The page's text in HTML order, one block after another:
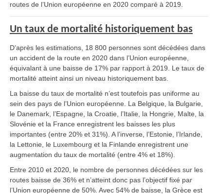
routes de l’Union européenne en 2020 comparé à 2019.
Un taux de mortalité historiquement bas
D’après les estimations, 18 800 personnes sont décédées dans
un accident de la route en 2020 dans l’Union européenne,
équivalant à une baisse de 17% par rapport à 2019. Le taux de
mortalité atteint ainsi un niveau historiquement bas.
La baisse du taux de mortalité n’est toutefois pas uniforme au
sein des pays de l’Union européenne. La Belgique, la Bulgarie,
le Danemark, l’Espagne, la Croatie, l’Italie, la Hongrie, Malte, la
Slovénie et la France enregistrent les baisses les plus
importantes (entre 20% et 31%). A l’inverse, l’Estonie, l’Irlande,
la Lettonie, le Luxembourg et la Finlande enregistrent une
augmentation du taux de mortalité (entre 4% et 18%).
Entre 2010 et 2020, le nombre de personnes décédées sur les
routes baisse de 36% et n’atteint donc pas l’objectif fixé par
l’Union européenne de 50%. Avec 54% de baisse, la Grèce est